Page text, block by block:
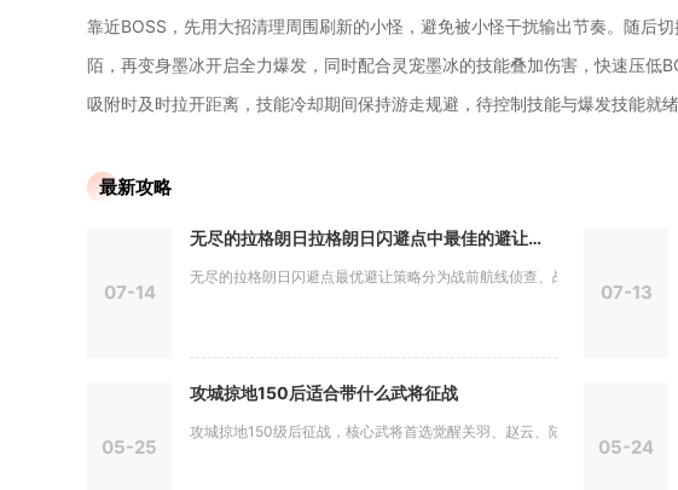
靠近BOSS，先用大招清理周围刷新的小怪，避免被小怪干扰输出节奏。随后
陌，再变身墨冰开启全力爆发，同时配合灵宠墨冰的技能叠加伤害，快速压低
吸附时及时拉开距离，技能冷却期间保持游走规避，待控制技能与爆发技能就
最新攻略
07-14
无尽的拉格朗日拉格朗日闪避点中最佳的避让策略是什么
无尽的拉格朗日闪避点最优避让策略分为战前航线侦查、战时阵型机...
07-13
05-25
攻城掠地150后适合带什么武将征战
攻城掠地150级后征战，核心武将首选觉醒关羽、赵云、陆逊、周...
05-24